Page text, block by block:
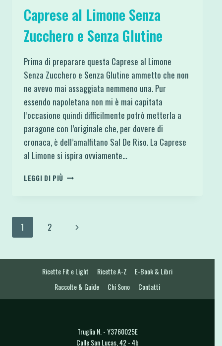
Caprese al Limone Senza
Zucchero e Senza Glutine
Prima di preparare questa Caprese al Limone
Senza Zucchero e Senza Glutine ammetto che non
ne avevo mai assaggiata nemmeno una. Pur
essendo napoletana non mi è mai capitata
l’occasione quindi difficilmente potrò metterla a
paragone con l’originale che, per dovere di
cronaca, è dell’amalfitano Sal De Riso. La Caprese
al Limone si ispira ovviamente…
LEGGI DI PIÙ CAPRESE
Navigazione
1 2
Pagina
Ricette Fit e Light Ricette A-Z
E-Book & Libri
Raccolte & Guide
Chi Sono Contatti
Truglia N. - Y3760025E
Calle San Lucas, 42 - 4b